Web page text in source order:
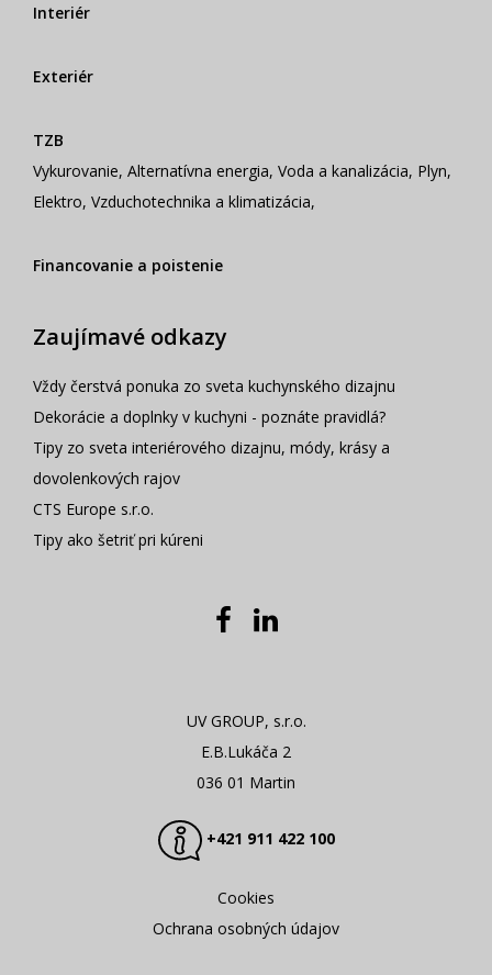
Interiér
Exteriér
TZB
Vykurovanie, Alternatívna energia, Voda a kanalizácia, Plyn,
Elektro, Vzduchotechnika a klimatizácia,
Financovanie a poistenie
Zaujímavé odkazy
Vždy čerstvá ponuka zo sveta kuchynského dizajnu
Dekorácie a doplnky v kuchyni - poznáte pravidlá?
Tipy zo sveta interiérového dizajnu, módy, krásy a
dovolenkových rajov
CTS Europe s.r.o.
Tipy ako šetriť pri kúreni
UV GROUP, s.r.o.
E.B.Lukáča 2
036 01 Martin
+421 911 422 100
Cookies
Ochrana osobných údajov